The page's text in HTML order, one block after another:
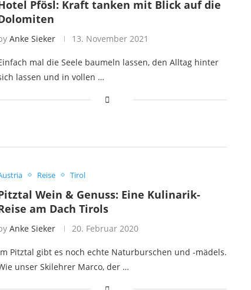
Pfösl: Kraft tanken mit Blick auf die
Anke Sieker 13. November 2021
mal die Seele baumeln lassen, den Alltag hinter
lassen und in vollen …
Reise Tirol
Wein & Genuss: Eine Kulinarik-
am Dach Tirols
Anke Sieker 20. Februar 2020
Pitztal gibt es noch echte Naturburschen und -mädels.
unser Skilehrer Marco, der …